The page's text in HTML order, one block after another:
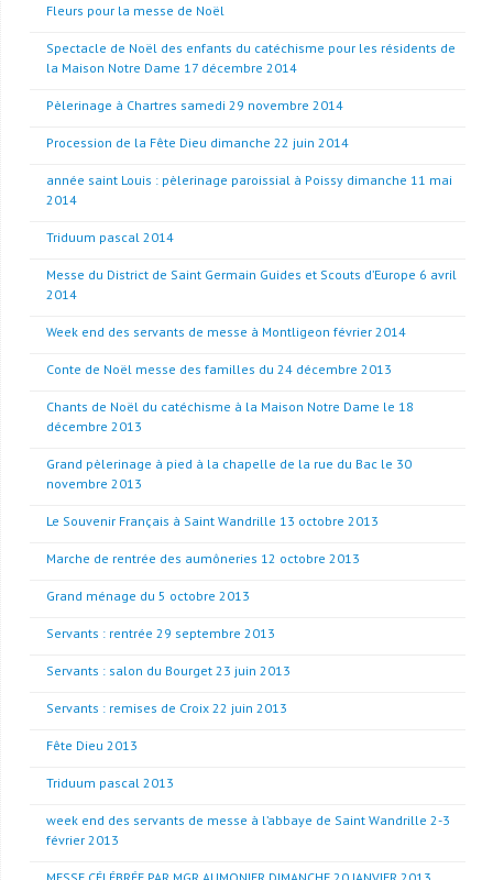
Fleurs pour la messe de Noël
Spectacle de Noël des enfants du catéchisme pour les résidents de
la Maison Notre Dame 17 décembre 2014
Pèlerinage à Chartres samedi 29 novembre 2014
Procession de la Fête Dieu dimanche 22 juin 2014
année saint Louis : pèlerinage paroissial à Poissy dimanche 11 mai
2014
Triduum pascal 2014
Messe du District de Saint Germain Guides et Scouts d’Europe 6 avril
2014
Week end des servants de messe à Montligeon février 2014
Conte de Noël messe des familles du 24 décembre 2013
Chants de Noël du catéchisme à la Maison Notre Dame le 18
décembre 2013
Grand pèlerinage à pied à la chapelle de la rue du Bac le 30
novembre 2013
Le Souvenir Français à Saint Wandrille 13 octobre 2013
Marche de rentrée des aumôneries 12 octobre 2013
Grand ménage du 5 octobre 2013
Servants : rentrée 29 septembre 2013
Servants : salon du Bourget 23 juin 2013
Servants : remises de Croix 22 juin 2013
Fête Dieu 2013
Triduum pascal 2013
week end des servants de messe à l’abbaye de Saint Wandrille 2-3
février 2013